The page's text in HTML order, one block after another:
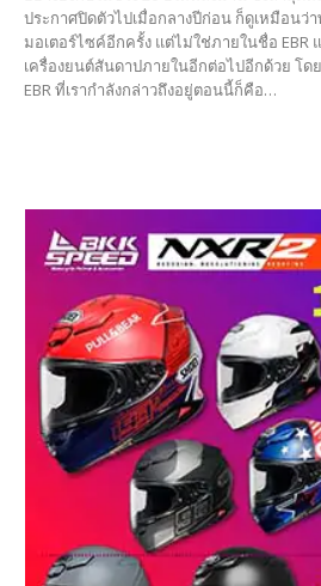
ประกาศปิดตัวไปเมื่อกลางปีก่อน ก็ดูเหมือนว่
มอเตอร์ไซค์อีกครั้ง แต่ไม่ใช่ภายในชื่อ EBR
เครื่องยนต์สันดาปภายในอีกต่อไปอีกด้วย โ
EBR ที่เรากำลังกล่าวถึงอยู่ตอนนี้ก็คือ…